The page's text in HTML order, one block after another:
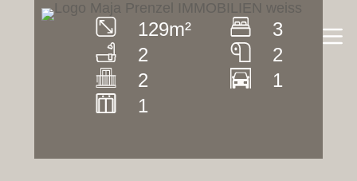
129m²
3
2
2
2
1
1